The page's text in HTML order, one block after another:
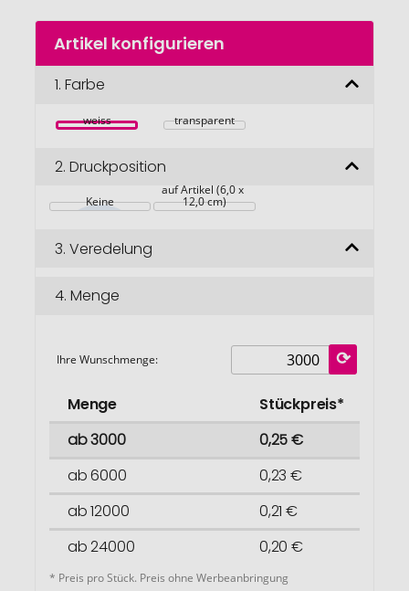
Zum
Anfang
Bildgalerie
Artikel konfigurieren
1. Farbe
weiss transparent
2. Druckposition
Keine
auf Artikel (6,0 x
12,0 cm)
3. Veredelung
4. Menge
Ihre Wunschmenge:
Menge
Stückpreis*
ab 3000
0,25 €
ab 6000
0,23 €
ab 12000
0,21 €
ab 24000
0,20 €
* Preis pro Stück. Preis ohne Werbeanbringung